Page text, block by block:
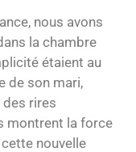
nous avons
la chambre
étaient au
de son mari,
rires
montrent la force
nouvelle